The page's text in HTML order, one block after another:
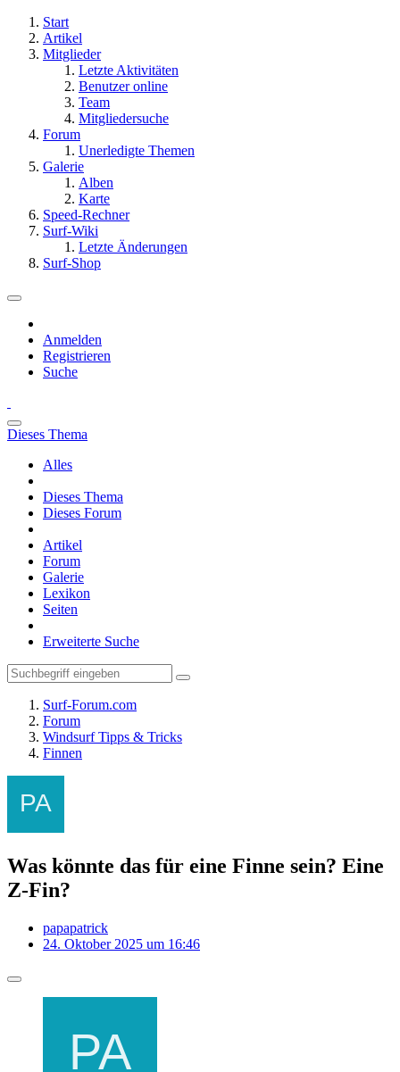
Start
Artikel
Mitglieder
Letzte Aktivitäten
Benutzer online
Team
Mitgliedersuche
Forum
Unerledigte Themen
Galerie
Alben
Karte
Speed-Rechner
Surf-Wiki
Letzte Änderungen
Surf-Shop
Anmelden
Registrieren
Suche
Dieses Thema
Alles
Dieses Thema
Dieses Forum
Artikel
Forum
Galerie
Lexikon
Seiten
Erweiterte Suche
Surf-Forum.com
Forum
Windsurf Tipps & Tricks
Finnen
Was könnte das für eine Finne sein? Eine
Z-Fin?
papapatrick
24. Oktober 2025 um 16:46